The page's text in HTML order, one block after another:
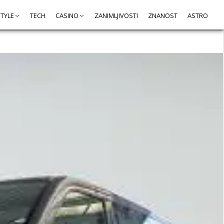
TECH CASINO ZANIMLJIVOSTI ZNANOST ASTRO